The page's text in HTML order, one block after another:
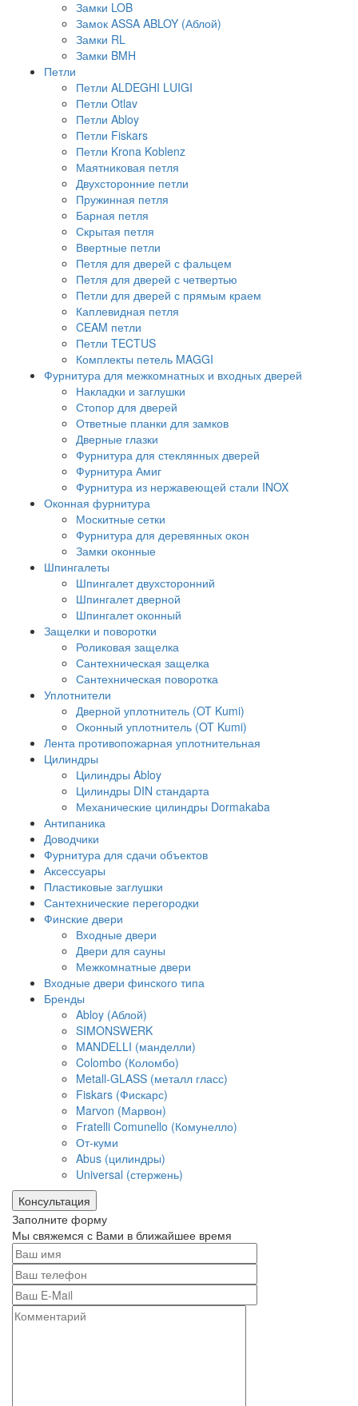
Замки LOB
Замок ASSA ABLOY (Аблой)
Замки RL
Замки BMH
Петли
Петли ALDEGHI LUIGI
Петли Otlav
Петли Abloy
Петли Fiskars
Петли Krona Koblenz
Маятниковая петля
Двухсторонние петли
Пружинная петля
Барная петля
Скрытая петля
Ввертные петли
Петля для дверей с фальцем
Петля для дверей с четвертью
Петли для дверей с прямым краем
Каплевидная петля
CEAM петли
Петли TECTUS
Комплекты петель MAGGI
Фурнитура для межкомнатных и входных дверей
Накладки и заглушки
Стопор для дверей
Ответные планки для замков
Дверные глазки
Фурнитура для стеклянных дверей
Фурнитура Амиг
Фурнитура из нержавеющей стали INOX
Оконная фурнитура
Москитные сетки
Фурнитура для деревянных окон
Замки оконные
Шпингалеты
Шпингалет двухсторонний
Шпингалет дверной
Шпингалет оконный
Защелки и поворотки
Роликовая защелка
Сантехническая защелка
Сантехническая поворотка
Уплотнители
Дверной уплотнитель (OT Kumi)
Оконный уплотнитель (OT Kumi)
Лента противопожарная уплотнительная
Цилиндры
Цилиндры Abloy
Цилиндры DIN стандарта
Механические цилиндры Dormakaba
Антипаника
Доводчики
Фурнитура для сдачи объектов
Аксессуары
Пластиковые заглушки
Сантехнические перегородки
Финские двери
Входные двери
Двери для сауны
Межкомнатные двери
Входные двери финского типа
Бренды
Abloy (Аблой)
SIMONSWERK
MANDELLI (манделли)
Colombo (Коломбо)
Metall-GLASS (металл гласс)
Fiskars (Фискарс)
Marvon (Марвон)
Fratelli Comunello (Комунелло)
От-куми
Abus (цилиндры)
Universal (стержень)
Консультация
Заполните форму
Мы свяжемся с Вами в ближайшее время